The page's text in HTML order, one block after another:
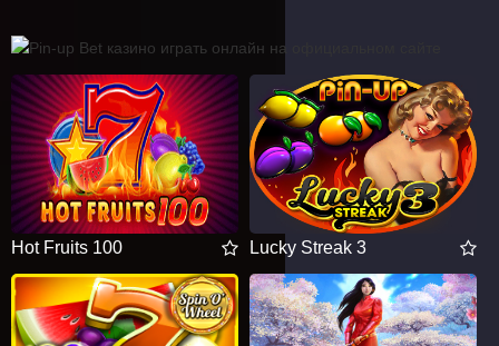
Hot Fruits 100 Lucky Streak 3